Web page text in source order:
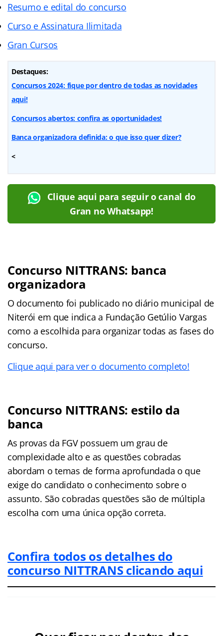
Resumo e edital do concurso
Curso e Assinatura Ilimitada
Gran Cursos
Destaques:
Concursos 2024: fique por dentro de todas as novidades
aqui!
Concursos abertos: confira as oportunidades!
Banca organizadora definida: o que isso quer dizer?
<
Clique aqui para seguir o canal do
Gran no Whatsapp!
Concurso NITTRANS: banca
organizadora
O documento foi publicado no diário municipal de
Niterói em que indica a Fundação Getúlio Vargas
como a escolhida para organizar todas as fases do
concurso.
Clique aqui para ver o documento completo!
Concurso NITTRANS: estilo da
banca
As provas da FGV possuem um grau de
complexidade alto e as questões cobradas
abordam o temas de forma aprofundada o que
exige do candidato o conhecimento sobre o
assunto. São cobradas questões são de múltipla
escolha com uma única opção correta.
Confira todos os detalhes do
concurso NITTRANS clicando aqui